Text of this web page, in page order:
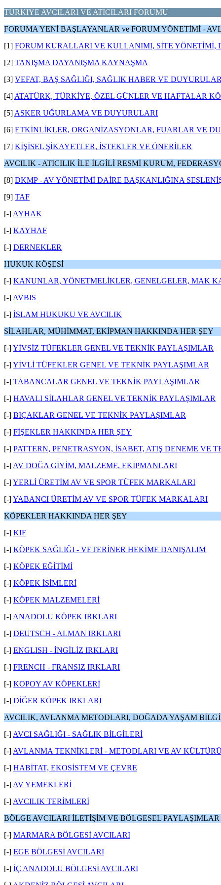
TURKIYE AVCILARI VE ATICILARI FORUMU
FORUMA YENİ BAŞLAYANLAR ve FORUM YÖNETİMİ -
[1] FORUM KURALLARI VE KULLANIMI, SİTE YÖNETİMİ,
[2] TANIŞMA DAYANIŞMA KAYNAŞMA
[3] VEFAT, BAŞ SAĞLIĞI, SAĞLIK HABER VE
[4] ATATÜRK, TÜRKİYE, ÖZEL GÜNLER VE HAFTALAR
[5] ASKER UĞURLAMA VE DUYURULARI
[6] ETKİNLİKLER, ORGANİZASYONLAR, FUARLAR VE
[7] KİŞİSEL ŞİKAYETLER, İSTEKLER VE ÖNERİLER
AVCILIK - ATICILIK İLE İLGİLİ RESMİ KURUM,
[8] DKMP - AV YÖNETİMİ DAİRE BAŞKANLIĞINA
[9] TAF
[-] AYHAK
[-] KAYHAF
[-] DERNEKLER
HUKUK KÖŞESİ
[-] KANUNLAR, YÖNETMELİKLER, GENELGELER, MAK
[-] AVBIS
[-] İSLAM HUKUKU VE AVCILIK
SİLAHLAR, MÜHİMMAT, EKİPMAN HAKKINDA HER ŞEY
[-]YİVSİZ TÜFEKLER GENEL VE TEKNİK PAYLAŞIMLAR
[-]YİVLİ TÜFEKLER GENEL VE TEKNİK PAYLAŞIMLAR
[-] TABANCALAR GENEL VE TEKNİK PAYLAŞIMLAR
[-] HAVALI SİLAHLAR GENEL VE TEKNİK PAYLAŞIMLAR
[-] BIÇAKLAR GENEL VE TEKNİK PAYLAŞIMLAR
[-] FİŞEKLER HAKKINDA HER ŞEY
[-] PATTERN, PENETRASYON, İSABET, ATIŞ DENEME VE
[-] AV DOĞA GİYİM, MALZEME, EKİPMANLARI
[-]YERLİ ÜRETİM AV VE SPOR TÜFEK MARKALARI
[-]YABANCI ÜRETİM AV VE SPOR TÜFEK MARKALARI
KÖPEKLER HAKKINDA HER ŞEY
[-] KIF
[-] KÖPEK SAĞLIĞI - VETERİNER HEKİME DANIŞALIM
[-] KÖPEK EĞİTİMİ
[-] KÖPEK İSİMLERİ
[-] KÖPEK MALZEMELERİ
[-] ANADOLU KÖPEK IRKLARI
[-] DEUTSCH - ALMAN IRKLARI
[-] ENGLISH - İNGİLİZ IRKLARI
[-] FRENCH - FRANSIZ IRKLARI
[-] KOPOY AV KÖPEKLERİ
[-] DİĞER KÖPEK IRKLARI
AVCILIK, AVLANMA METODLARI, DOĞADA YAŞAM
[-] AVCI SAĞLIĞI - SAĞLIK BİLGİLERİ
[-] AVLANMA TEKNİKLERİ - METODLARI VE AV
[-] HABİTAT, EKOSİSTEM VE ÇEVRE
[-] AV YEMEKLERİ
[-] AVCILIK TERİMLERİ
BÖLGE AVCILARI İLETİŞİM VE BÖLGESEL PAYLAŞIMLAR
[-] MARMARA BÖLGESİ AVCILARI
[-] EGE BÖLGESİ AVCILARI
[-] İÇ ANADOLU BÖLGESİ AVCILARI